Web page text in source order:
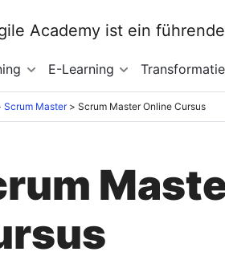
E-Learning Transformatie
Scrum Master> Scrum Master Online Cursus